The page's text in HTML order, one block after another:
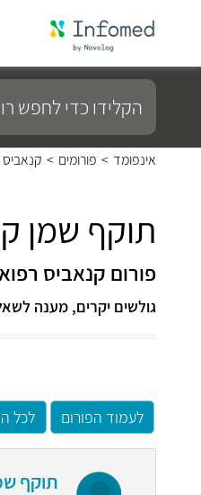
הקלידו
כדי
לחפש
רופאים,
מידע
מקצועי,
אינפומד > פורומים > קנאביס
תוקף שמן
פורום קנאביס
גולשים יקרים, מענה
לעמוד הפורום לכל
תוקף